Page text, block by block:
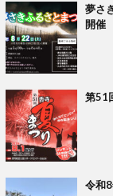
夢さ
開催
第51
令和